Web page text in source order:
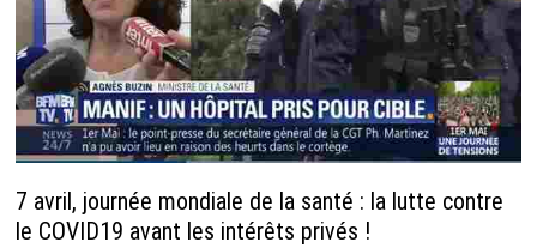
7 avril, journée mondiale de la santé : la lutte contre
le COVID19 avant les intérêts privés !